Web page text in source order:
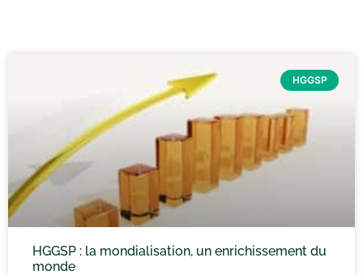
HGGSP
HGGSP : la mondialisation, un enrichissement du
monde